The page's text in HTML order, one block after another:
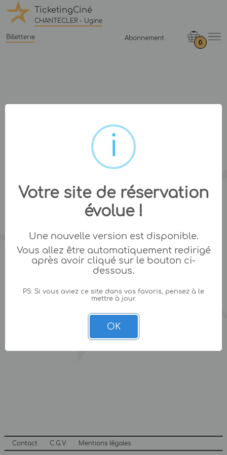
TicketingCiné
CHANTECLER - Ugine
Billetterie Abonnement
0
Contact C.G.V Mentions légales
Votre site de réservation
évolue !
Une nouvelle version est disponible.
Vous allez être automatiquement redirigé
après avoir cliqué sur le bouton ci-
dessous.
PS: Si vous aviez ce site dans vos favoris, pensez à le
mettre à jour.
OK